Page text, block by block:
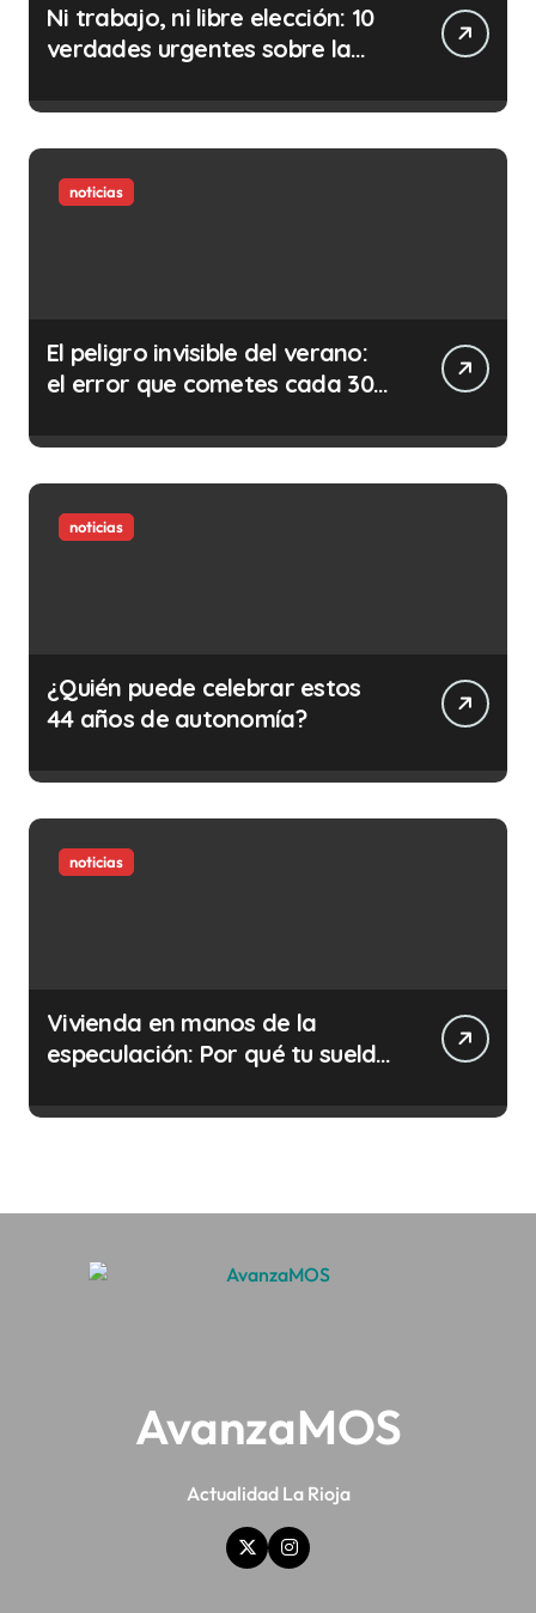
Ni trabajo, ni libre elección: 10
verdades urgentes sobre la
noticias
El peligro invisible del verano:
el error que cometes cada 30
ilegalidad que te puede costar
la vida)
noticias
¿Quién puede celebrar estos
44 años de autonomía?
noticias
Vivienda en manos de la
especulación: Por qué tu sueldo
AvanzaMOS
Actualidad La Rioja